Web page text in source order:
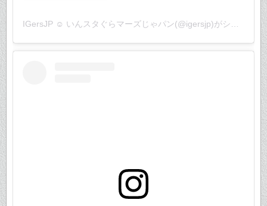
IGersJP ☺︎ いんスタぐらマーズじゃパン(@igersjp)がシェアした投稿